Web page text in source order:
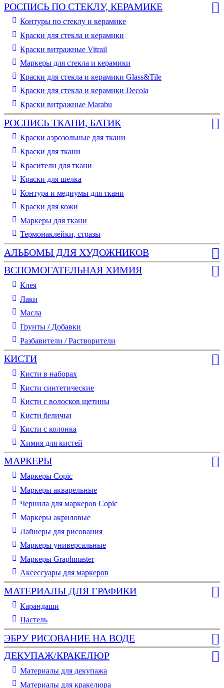
РОСПИСЬ ПО СТЕКЛУ, КЕРАМИКЕ
Контуры по стеклу и керамике
Краски для стекла и керамики
Краски витражные Vitrail
Маркеры для стекла и керамики
Краски для стекла и керамики Glass&Tile
Краски для стекла и керамики Decola
Краски витражные Marabu
РОСПИСЬ ТКАНИ, БАТИК
Краски аэрозольные для ткани
Краски для ткани
Красители для ткани
Краски для шелка
Контура и медиумы для ткани
Краски для кожи
Маркеры для ткани
Термонаклейки, стразы
АЛЬБОМЫ ДЛЯ ХУДОЖНИКОВ
ВСПОМОГАТЕЛЬНАЯ ХИМИЯ
Клея
Лаки
Масла
Грунты / Добавки
Разбавители / Растворители
КИСТИ
Кисти в наборах
Кисти синтетические
Кисти с волосков щетины
Кисти беличьи
Кисти с колонка
Химия для кистей
МАРКЕРЫ
Маркеры Copic
Маркеры акварельные
Чернила для маркеров Copic
Маркеры акриловые
Лайнеры для рисования
Маркеры универсальные
Маркеры Graphmaster
Аксессуары для маркеров
МАТЕРИАЛЫ ДЛЯ ГРАФИКИ
Карандаши
Пастель
ЭБРУ РИСОВАНИЕ НА ВОДЕ
ДЕКУПАЖ/КРАКЕЛЮР
Материалы для декупажа
Материалы для кракелюра